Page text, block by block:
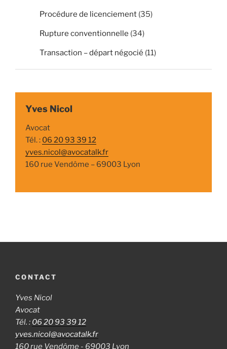
Procédure de licenciement (35)
Rupture conventionnelle (34)
Transaction – départ négocié (11)
Yves Nicol
Avocat
Tél. : 06 20 93 39 12
yves.nicol@avocatalk.fr
160 rue Vendôme – 69003 Lyon
CONTACT
Yves Nicol
Avocat
Tél. : 06 20 93 39 12
yves.nicol@avocatalk.fr
160 rue Vendôme - 69003 Lyon